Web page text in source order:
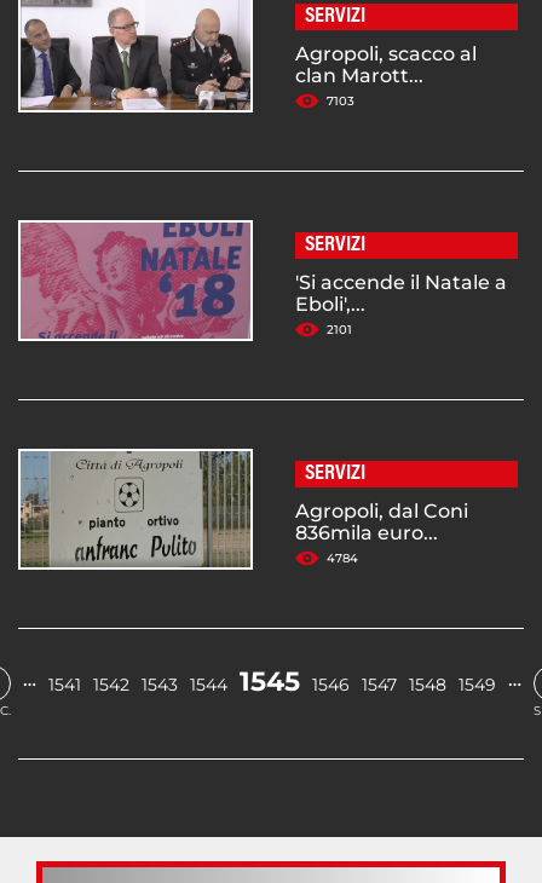
SERVIZI
Agropoli, scacco al
clan Marott...
7103
SERVIZI
'Si accende il Natale a
Eboli',...
2101
SERVIZI
Agropoli, dal Coni
836mila euro...
4784
… 1541 1542 1543 1544 1545 1546 1547 1548 1549 …